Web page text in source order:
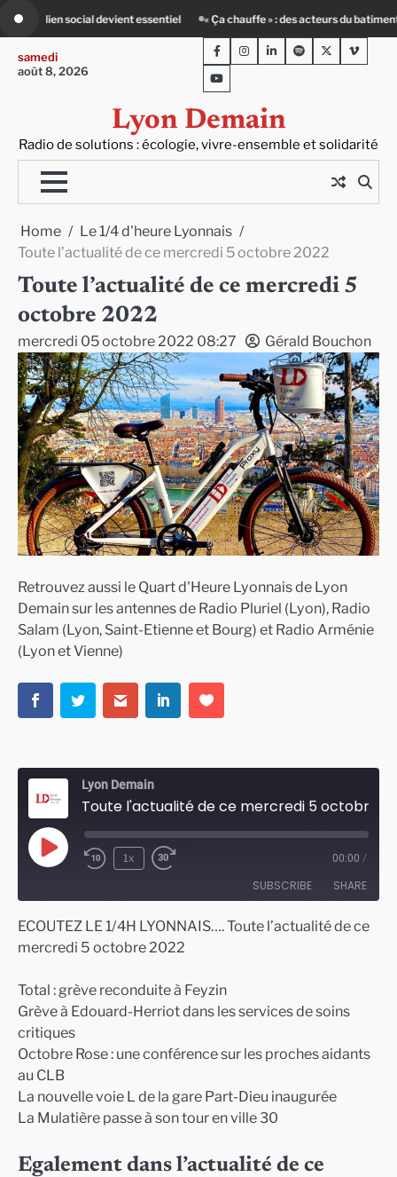
content
» : des acteurs du batiment face au défi climatique 80 Jours Voyages
samedi
août 8, 2026
Lyon Demain
Radio de solutions : écologie, vivre-ensemble et solidarité
FacebookInstagram
LinkedInSpotifyTwitterViméo
Youtube
Home
Le 1/4 d'heure Lyonnais
Toute l’actualité de ce mercredi 5 octobre 2022
Toute l’actualité de ce mercredi 5
octobre 2022
mercredi 05 octobre 2022 08:27 Gérald Bouchon
Retrouvez aussi le Quart d'Heure Lyonnais de Lyon
Demain sur les antennes de Radio Pluriel (Lyon), Radio
Salam (Lyon, Saint-Etienne et Bourg) et Radio Arménie
(Lyon et Vienne)
Lyon Demain
Play
1x 00:00 /
SUBSCRIBE SHARE
RSS FEED
SHARE
EMBED
ECOUTEZ LE 1/4H LYONNAIS…. Toute l’actualité de ce
mercredi 5 octobre 2022
Total : grève reconduite à Feyzin
Grève à Edouard-Herriot dans les services de soins
critiques
Octobre Rose : une conférence sur les proches aidants
au CLB
La nouvelle voie L de la gare Part-Dieu inaugurée
La Mulatière passe à son tour en ville 30
Egalement dans l’actualité de ce